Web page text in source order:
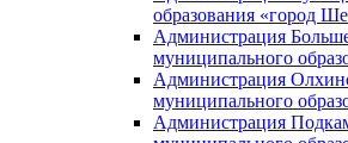
образования «город
Администрация
муниципального
Администрация
муниципального
Администрация